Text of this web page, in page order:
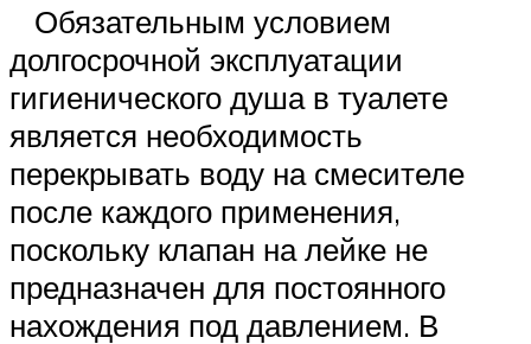
Обязательным условием
долгосрочной эксплуатации
гигиенического душа в туалете
является необходимость
перекрывать воду на смесителе
после каждого применения,
поскольку клапан на лейке не
предназначен для постоянного
нахождения под давлением. В